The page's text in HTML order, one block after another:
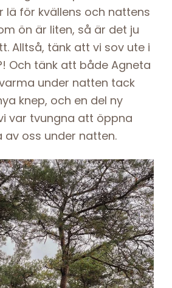
lä för kvällens och nattens
ön är liten, så är det ju
Alltså, tänk att vi sov ute i
Och tänk att både Agneta
under natten tack
knep, och en del ny
var tvungna att öppna
av oss under natten.